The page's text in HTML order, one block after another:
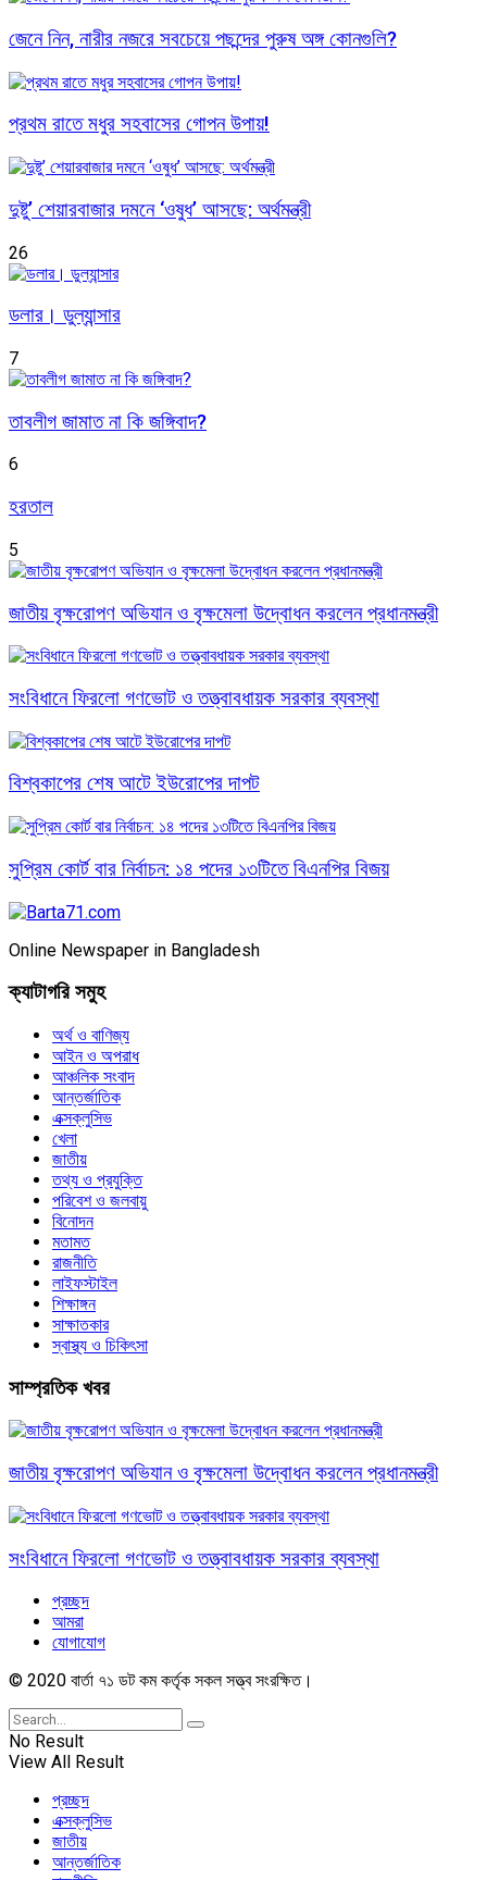
জেনে নিন, নারীর নজরে সবচেয়ে পছন্দের পুরুষ অঙ্গ কোনগুলি?
প্রথম রাতে মধুর সহবাসের গোপন উপায়!
দুষ্টু’ শেয়ারবাজার দমনে ‘ওষুধ’ আসছে: অর্থমন্ত্রী
26
ডলার। ডুল্যান্সার
7
তাবলীগ জামাত না কি জঙ্গিবাদ?
6
হরতাল
5
জাতীয় বৃক্ষরোপণ অভিযান ও বৃক্ষমেলা উদ্বোধন করলেন প্রধানমন্ত্রী
সংবিধানে ফিরলো গণভোট ও তত্ত্বাবধায়ক সরকার ব্যবস্থা
বিশ্বকাপের শেষ আটে ইউরোপের দাপট
সুপ্রিম কোর্ট বার নির্বাচন: ১৪ পদের ১৩টিতে বিএনপির বিজয়
Online Newspaper in Bangladesh
ক্যাটাগরি সমুহ
অর্থ ও বাণিজ্য
আইন ও অপরাধ
আঞ্চলিক সংবাদ
আন্তর্জাতিক
এক্সক্লুসিভ
খেলা
জাতীয়
তথ্য ও প্রযুক্তি
পরিবেশ ও জলবায়ু
বিনোদন
মতামত
রাজনীতি
লাইফস্টাইল
শিক্ষাঙ্গন
সাক্ষাতকার
স্বাস্থ্য ও চিকিৎসা
সাম্প্রতিক খবর
জাতীয় বৃক্ষরোপণ অভিযান ও বৃক্ষমেলা উদ্বোধন করলেন প্রধানমন্ত্রী
সংবিধানে ফিরলো গণভোট ও তত্ত্বাবধায়ক সরকার ব্যবস্থা
প্রচ্ছদ
আমরা
যোগাযোগ
© 2020 বার্তা ৭১ ডট কম কর্তৃক সকল সত্ত্ব সংরক্ষিত।
No Result
View All Result
প্রচ্ছদ
এক্সক্লুসিভ
জাতীয়
আন্তর্জাতিক